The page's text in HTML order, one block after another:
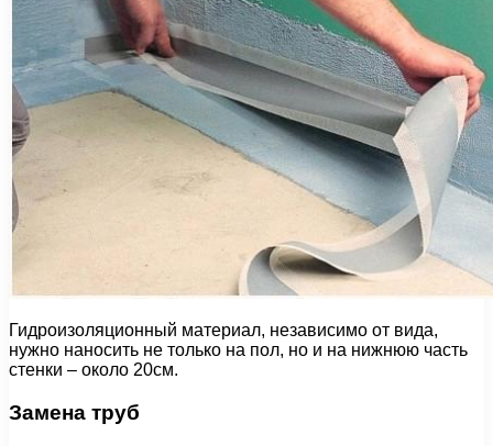
Гидроизоляционный материал, независимо от вида,
нужно наносить не только на пол, но и на нижнюю часть
стенки – около 20см.
Замена труб